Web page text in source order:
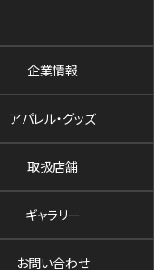
企業情報
アパレル・グッズ
取扱店舗
ギャラリー
お問い合わせ